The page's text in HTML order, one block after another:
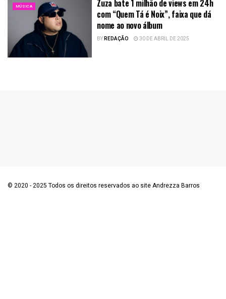
MÚSICA
Zuza bate 1 milhão de views em 24h
com “Quem Tá é Noix”, faixa que dá
nome ao novo álbum
BYREDAÇÃO 30 DE ABRIL DE 2025
© 2020 - 2025 Todos os direitos reservados ao site Andrezza Barros